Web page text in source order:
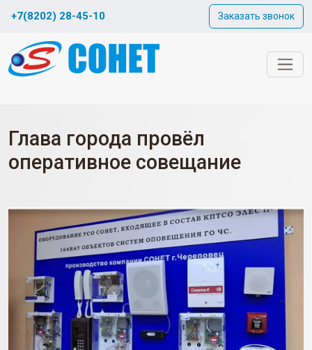
+7(8202) 28-45-10 Заказать звонок
Глава города провёл
оперативное совещание